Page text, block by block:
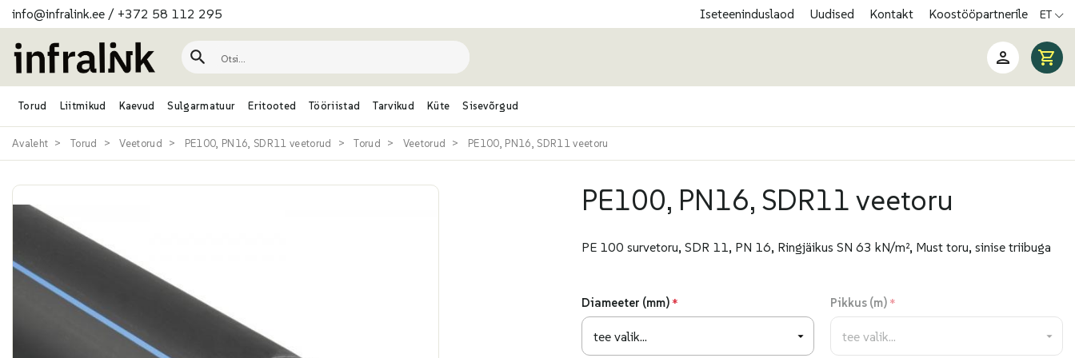
info@infralink.ee / +372 58 112 295 Iseteeninduslaod Uudised Kontakt Koostööpartnerile ET
Torud Liitmikud Kaevud Sulgarmatuur Eritooted Tööriistad Tarvikud Küte Sisevõrgud
Avaleht Torud Veetorud PE100, PN16, SDR11 veetorud Torud Veetorud PE100, PN16, SDR11 veetoru
PE100, PN16, SDR11 veetoru
PE 100 survetoru, SDR 11, PN 16, Ringjäikus SN 63 kN/m², Must toru, sinise triibuga
Diameeter (mm) Pikkus (m)